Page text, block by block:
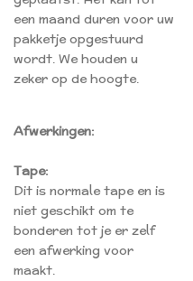
een maand duren voor uw
pakketje opgestuurd
wordt. We houden u
zeker op de hoogte.
Afwerkingen:
Tape:
Dit is normale tape en is
niet geschikt om te
bonderen tot je er zelf
een afwerking voor
maakt.